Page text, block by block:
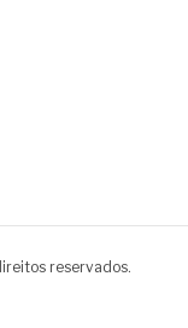
reservados.